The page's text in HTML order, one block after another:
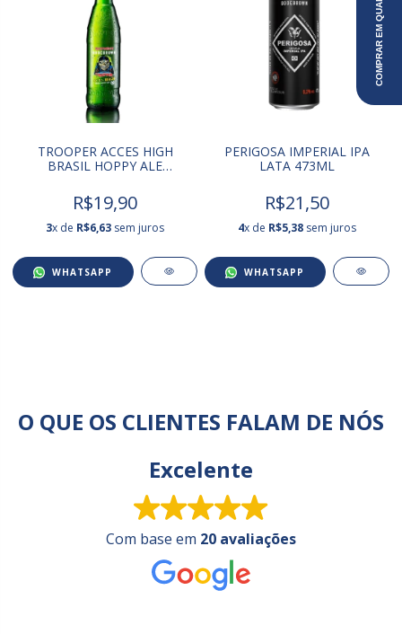
TROOPER ACCES HIGH
BRASIL HOPPY ALE
R$19,90
3x de R$6,63 sem juros
WHATSAPP
PERIGOSA IMPERIAL IPA
LATA 473ML
R$21,50
4x de R$5,38 sem juros
WHATSAPP
O QUE OS CLIENTES FALAM DE NÓS
Excelente
Com base em 20 avaliações